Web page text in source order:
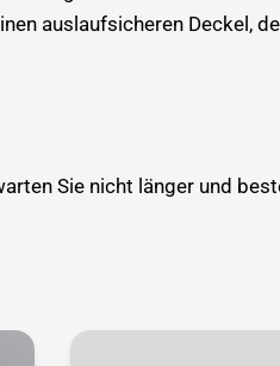
auslaufsicheren Deckel,
Sie nicht länger und